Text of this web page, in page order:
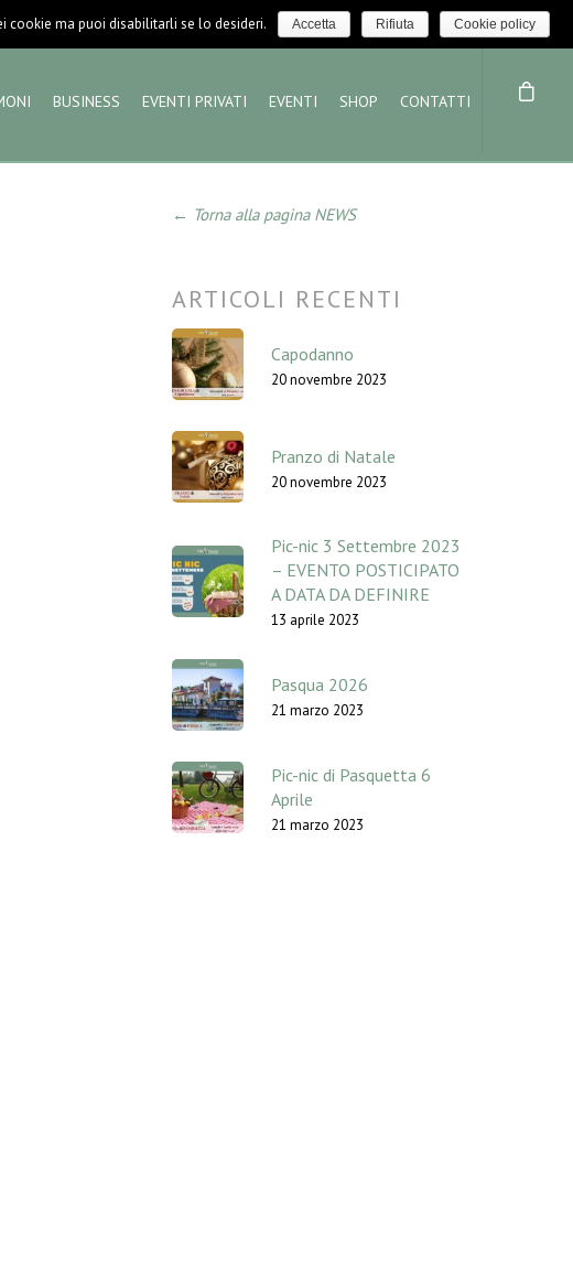
LOGIN / LOGOUT NEWS
BUSINESS EVENTI PRIVATI EVENTI SHOP CONTATTI
← Torna alla pagina NEWS
ARTICOLI RECENTI
Capodanno
20 novembre 2023
Pranzo di Natale
20 novembre 2023
Pic-nic 3 Settembre 2023
– EVENTO POSTICIPATO
A DATA DA DEFINIRE
13 aprile 2023
Pasqua 2026
21 marzo 2023
Pic-nic di Pasquetta 6
Aprile
21 marzo 2023
cookie ma puoi disabilitarli se lo desideri. Accetta Rifiuta Cookie policy